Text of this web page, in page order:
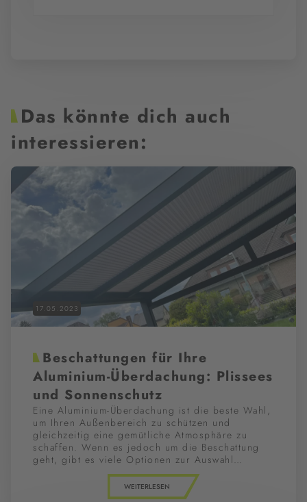
Das könnte dich auch
interessieren:
17.05.2023
Beschattungen für Ihre
Aluminium-Überdachung: Plissees
und Sonnenschutz
Eine Aluminium-Überdachung ist die beste Wahl,
um Ihren Außenbereich zu schützen und
gleichzeitig eine gemütliche Atmosphäre zu
schaffen. Wenn es jedoch um die Beschattung
geht, gibt es viele Optionen zur Auswahl…
WEITERLESEN